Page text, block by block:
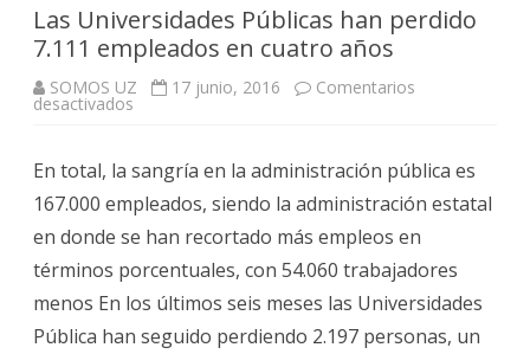
los
representantes
de
SOMOS
Las Universidades Públicas han perdido
7.111 empleados en cuatro años
SOMOS UZ 17 junio, 2016 Comentarios
desactivados
han
perdido
7.111
empleados
en
cuatro
años
En total, la sangría en la administración pública es
167.000 empleados, siendo la administración estatal
en donde se han recortado más empleos en
términos porcentuales, con 54.060 trabajadores
menos En los últimos seis meses las Universidades
Pública han seguido perdiendo 2.197 personas, un